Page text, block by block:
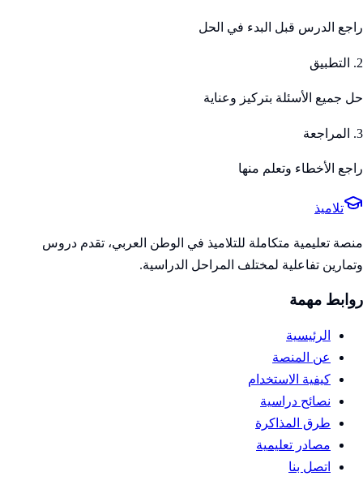
راجع الدرس قبل البدء في الحل
2. التطبيق
حل جميع الأسئلة بتركيز وعناية
3. المراجعة
راجع الأخطاء وتعلم منها
تلاميذ
منصة تعليمية متكاملة للتلاميذ في الوطن العربي، تقدم دروس
وتمارين تفاعلية لمختلف المراحل الدراسية.
روابط مهمة
الرئيسية
عن المنصة
كيفية الاستخدام
نصائح دراسية
طرق المذاكرة
مصادر تعليمية
اتصل بنا